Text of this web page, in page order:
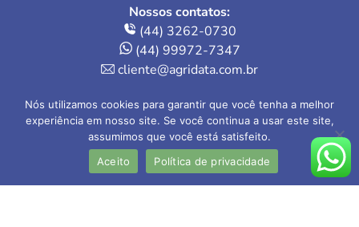
Nossos contatos:
(44) 3262-0730
(44) 99972-7347
cliente@agridata.com.br
Onde estamos:
Av. Herval, 235 – Loja 4
Maringá-PR | 87013-110
Nós utilizamos cookies para garantir que você tenha a melhor
experiência em nosso site. Se você continua a usar este site,
assumimos que você está satisfeito.
Aceito
Política de privacidade